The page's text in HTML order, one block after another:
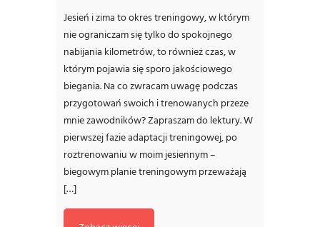
Jesień i zima to okres treningowy, w którym
nie ograniczam się tylko do spokojnego
nabijania kilometrów, to również czas, w
którym pojawia się sporo jakościowego
biegania. Na co zwracam uwagę podczas
przygotowań swoich i trenowanych przeze
mnie zawodników? Zapraszam do lektury. W
pierwszej fazie adaptacji treningowej, po
roztrenowaniu w moim jesiennym –
biegowym planie treningowym przeważają
[…]